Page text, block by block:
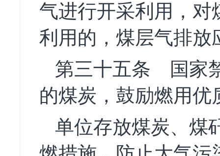
气进行开采利用，
利用的，煤层气排放
第三十五条 国家
的煤炭，鼓励燃用优
单位存放煤炭、煤